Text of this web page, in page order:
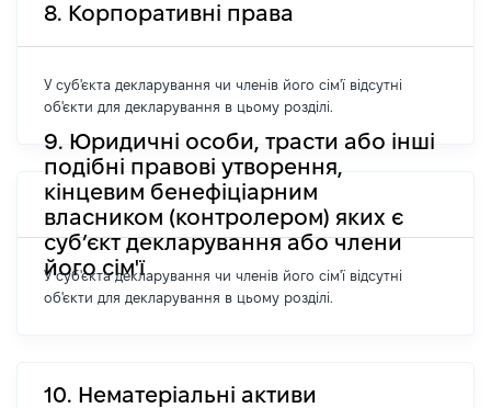
8. Корпоративні права
У суб'єкта декларування чи членів його сім'ї відсутні
об'єкти для декларування в цьому розділі.
9. Юридичні особи, трасти або інші
подібні правові утворення,
кінцевим бенефіціарним
власником (контролером) яких є
суб’єкт декларування або члени
його сім'ї
У суб'єкта декларування чи членів його сім'ї відсутні
об'єкти для декларування в цьому розділі.
10. Нематеріальні активи